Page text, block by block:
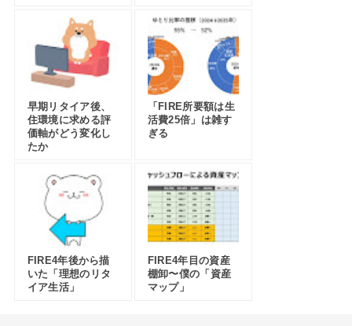
早期リタイア後、
住環境に求める評
価軸がどう変化し
たか
「FIRE所要額は生
活費25倍」は雑す
ぎる
FIRE4年後から描
いた「理想のリタ
イア生活」
FIRE4年目の資産
棚卸〜僕の「資産
マップ」